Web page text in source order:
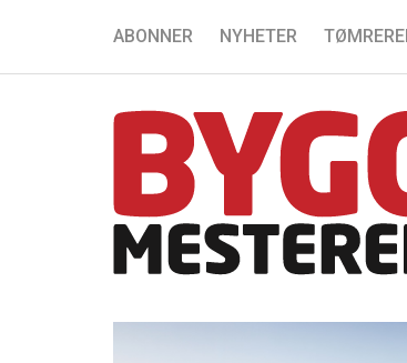
ABONNER NYHETER